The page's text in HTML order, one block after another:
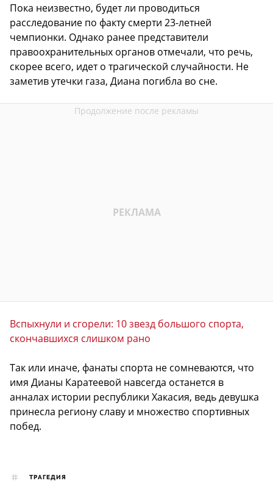
Пока неизвестно, будет ли проводиться
расследование по факту смерти 23-летней
чемпионки. Однако ранее представители
правоохранительных органов отмечали, что речь,
скорее всего, идет о трагической случайности. Не
заметив утечки газа, Диана погибла во сне.
Вспыхнули и сгорели: 10 звезд большого спорта,
скончавшихся слишком рано
Так или иначе, фанаты спорта не сомневаются, что
имя Дианы Каратеевой навсегда останется в
анналах истории республики Хакасия, ведь девушка
принесла региону славу и множество спортивных
побед.
ТРАГЕДИЯ